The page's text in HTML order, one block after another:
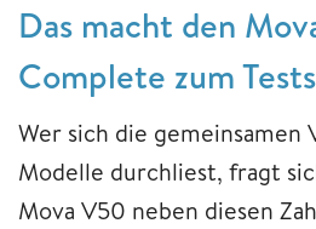
Das macht den
Complete zum
Wer sich die
Modelle durchliest, fragt
Mova V50 neben diesen